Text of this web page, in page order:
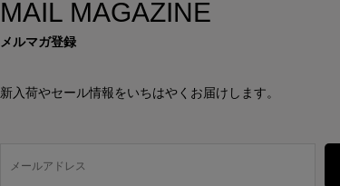
MAIL MAGAZINE
メルマガ登録
新入荷やセール情報をいちはやくお届けします。